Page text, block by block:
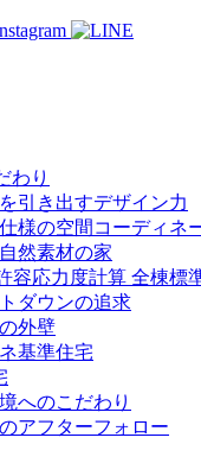
わり
引き出すデザイン力
様の空間コーディネ
然素材の家
容応力度計算 全棟標
ダウンの追求
外壁
基準住宅
へのこだわり
アフターフォロー